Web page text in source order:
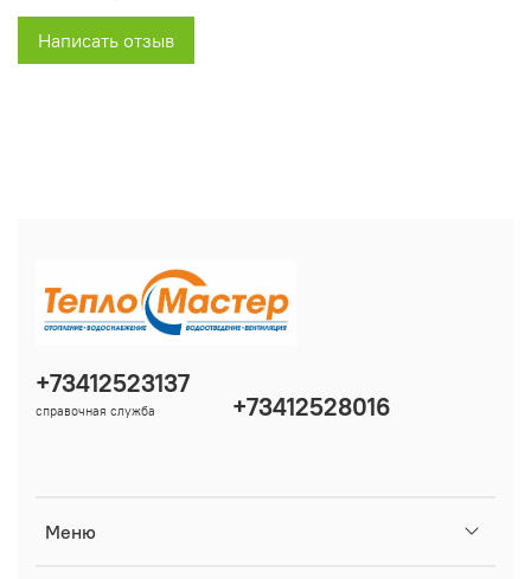
Написать отзыв
Меню
+73412523137
справочная служба +73412528016